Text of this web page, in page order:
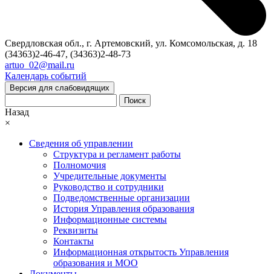
Свердловская обл., г. Артемовский, ул. Комсомольская, д. 18
(34363)2-46-47, (34363)2-48-73
artuo_02@mail.ru
Календарь событий
Версия для слабовидящих
Поиск
Назад
×
Сведения об управлении
Структура и регламент работы
Полномочия
Учредительные документы
Руководство и сотрудники
Подведомственные организации
История Управления образования
Информационные системы
Реквизиты
Контакты
Информационная открытость Управления
образования и МОО